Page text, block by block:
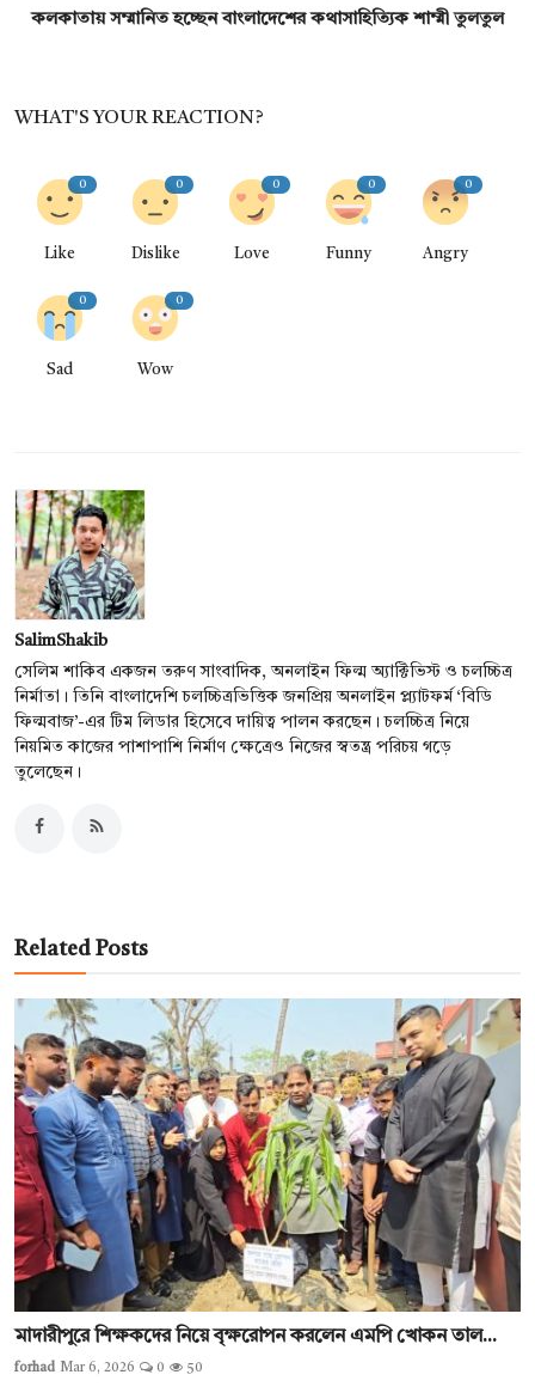
কলকাতায় সম্মানিত হচ্ছেন বাংলাদেশের কথাসাহিত্যিক শাম্মী তুলতুল
WHAT'S YOUR REACTION?
0
Like
0
Dislike
0
Love
0
Funny
0
Angry
0
Sad
0
Wow
SalimShakib
সেলিম শাকিব একজন তরুণ সাংবাদিক, অনলাইন ফিল্ম অ্যাক্টিভিস্ট ও চলচ্চিত্র
নির্মাতা। তিনি বাংলাদেশি চলচ্চিত্রভিত্তিক জনপ্রিয় অনলাইন প্ল্যাটফর্ম ‘বিডি
ফিল্মবাজ’-এর টিম লিডার হিসেবে দায়িত্ব পালন করছেন। চলচ্চিত্র নিয়ে
নিয়মিত কাজের পাশাপাশি নির্মাণ ক্ষেত্রেও নিজের স্বতন্ত্র পরিচয় গড়ে
তুলেছেন।
Related Posts
মাদারীপুরে শিক্ষকদের নিয়ে বৃক্ষরোপন করলেন এমপি খোকন তাল...
forhad Mar 6, 2026 0 50